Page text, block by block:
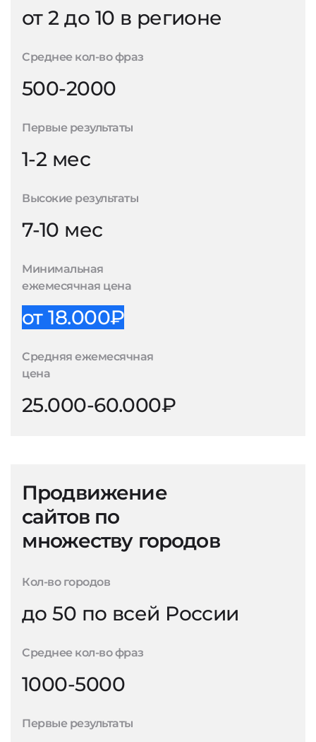
от 2 до 10 в регионе
Среднее кол-во фраз
500-2000
Первые результаты
1-2 мес
Высокие результаты
7-10 мес
Минимальная
ежемесячная цена
от 18.000₽
Средняя ежемесячная
цена
25.000-60.000₽
Продвижение
сайтов по
множеству городов
Кол-во городов
до 50 по всей России
Среднее кол-во фраз
1000-5000
Первые результаты